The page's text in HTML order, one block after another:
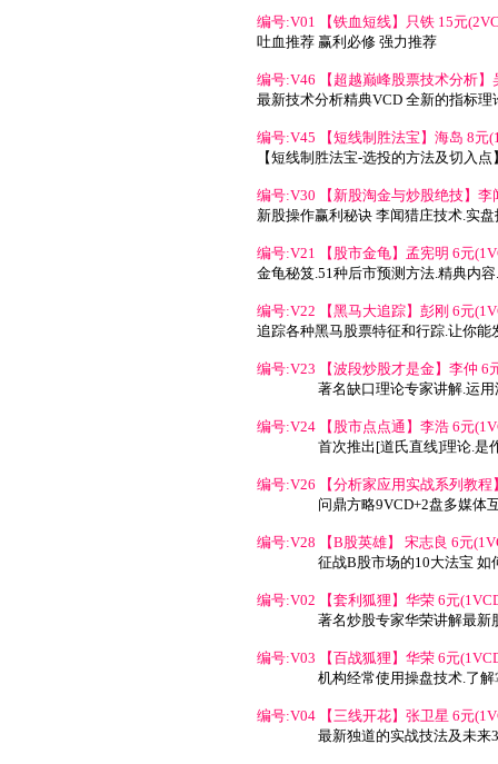
编号:V01 【铁血短线】只铁 15元
吐血推荐 赢利必修 强力推荐
编号:V46 【超越巅峰股票技术分析】
最新技术分析精典VCD 全新的指标理
编号:V45 【短线制胜法宝】海岛 8元
【短线制胜法宝-选投的方法及切入点
编号:V30 【新股淘金与炒股绝技】李
新股操作赢利秘诀 李闻猎庄技术.实
编号:V21 【股市金龟】孟宪明 6元
金龟秘笈.51种后市预测方法.精典内
编号:V22 【黑马大追踪】彭刚 6元
追踪各种黑马股票特征和行踪.让你能
编号:V23 【波段炒股才是金】李仲 6
著名缺口理论专家讲解.运
编号:V24 【股市点点通】李浩 6元
首次推出[道氏直线]理论.是
编号:V26 【分析家应用实战系列教程
问鼎方略9VCD+2盘多媒体
编号:V28 【B股英雄】 宋志良 6元
征战B股市场的10大法宝 如
编号:V02 【套利狐狸】华荣 6元
著名炒股专家华荣讲解最新
编号:V03 【百战狐狸】华荣 6元
机构经常使用操盘技术.了
编号:V04 【三线开花】张卫星 6元
最新独道的实战技法及未来